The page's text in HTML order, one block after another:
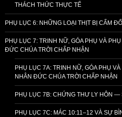
THÁCH THỨC THỰC TẾ
PHỤ LỤC 6: NHỮNG LOẠI THỊT BỊ CẤM
PHỤ LỤC 7: TRINH NỮ, GÓA PHỤ VÀ
ĐỨC CHÚA TRỜI CHẤP NHẬN
PHỤ LỤC 7A: TRINH NỮ, GÓA PHỤ
NHÂN ĐỨC CHÚA TRỜI CHẤP NHẬN
PHỤ LỤC 7B: CHỨNG THƯ LY HÔN —
PHỤ LỤC 7C: MÁC 10:11–12 VÀ SỰ